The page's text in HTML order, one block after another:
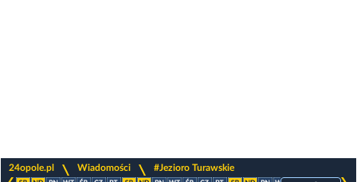
24opole.pl Wiadomości #Jezioro Turawskie